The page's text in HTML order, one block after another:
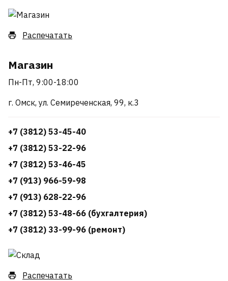
Распечатать
Магазин
Пн-Пт, 9:00-18:00
г. Омск, ул. Семиреченская, 99, к.3
+7 (3812) 53-45-40
+7 (3812) 53-22-96
+7 (3812) 53-46-45
+7 (913) 966-59-98
+7 (913) 628-22-96
+7 (3812) 53-48-66 (бухгалтерия)
+7 (3812) 33-99-96 (ремонт)
Распечатать